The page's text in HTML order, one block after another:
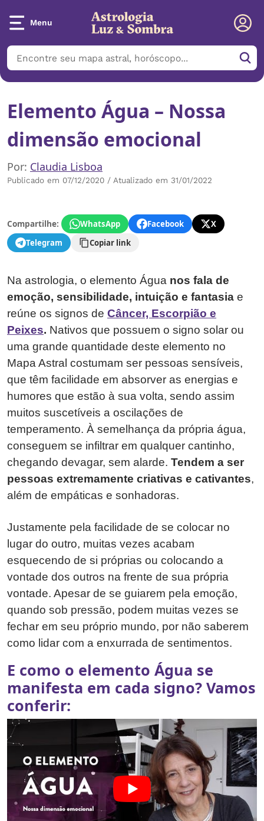
Menu
Elemento Água – Nossa
dimensão emocional
Por: Claudia Lisboa
Publicado em 07/12/2020 / Atualizado em 31/01/2022
Compartilhe: WhatsApp Facebook
X
Telegram
Copiar link
Na astrologia, o elemento Água nos fala de
emoção, sensibilidade, intuição e fantasia e
reúne os signos de Câncer, Escorpião e
Peixes. Nativos que possuem o signo solar ou
uma grande quantidade deste elemento no
Mapa Astral costumam ser pessoas sensíveis,
que têm facilidade em absorver as energias e
humores que estão à sua volta, sendo assim
muitos suscetíveis a oscilações de
temperamento. À semelhança da própria água,
conseguem se infiltrar em qualquer cantinho,
chegando devagar, sem alarde. Tendem a ser
pessoas extremamente criativas e cativantes,
além de empáticas e sonhadoras.
Justamente pela facilidade de se colocar no
lugar do outro, muitas vezes acabam
esquecendo de si próprias ou colocando a
vontade dos outros na frente de sua própria
vontade. Apesar de se guiarem pela emoção,
quando sob pressão, podem muitas vezes se
fechar em seu próprio mundo, por não saberem
como lidar com a enxurrada de sentimentos.
E como o elemento Água se
manifesta em cada signo? Vamos
conferir: